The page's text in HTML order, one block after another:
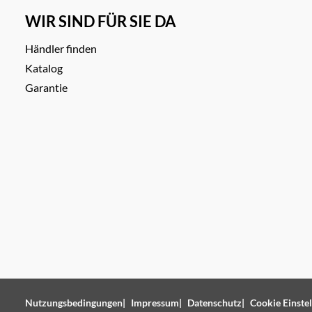
WIR SIND FÜR SIE DA
Händler finden
Katalog
Garantie
Nutzungsbedingungen Impressum Datenschutz Cookie